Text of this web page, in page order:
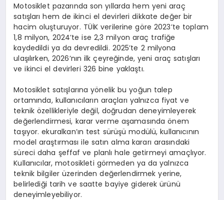
Motosiklet pazarında son yıllarda hem yeni araç
satışları hem de ikinci el devirleri dikkate değer bir
hacim oluşturuyor. TÜİK verilerine göre 2023’te toplam
1,8 milyon, 2024’te ise 2,3 milyon araç trafiğe
kaydedildi ya da devredildi. 2025’te 2 milyona
ulaşılırken, 2026’nın ilk çeyreğinde, yeni araç satışları
ve ikinci el devirleri 326 bine yaklaştı.
Motosiklet satışlarına yönelik bu yoğun talep
ortamında, kullanıcıların araçları yalnızca fiyat ve
teknik özellikleriyle değil, doğrudan deneyimleyerek
değerlendirmesi, karar verme aşamasında önem
taşıyor. ekuralkan’ın test sürüşü modülü, kullanıcının
model araştırması ile satın alma kararı arasındaki
süreci daha şeffaf ve planlı hale getirmeyi amaçlıyor.
Kullanıcılar, motosikleti görmeden ya da yalnızca
teknik bilgiler üzerinden değerlendirmek yerine,
belirlediği tarih ve saatte bayiye giderek ürünü
deneyimleyebiliyor.